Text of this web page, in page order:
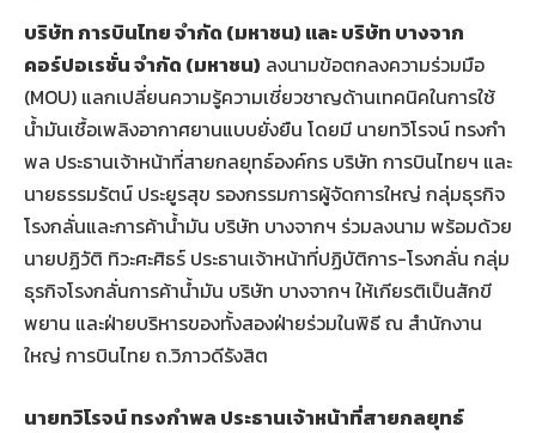
บริษัท การบินไทย จำกัด (มหาชน) และ บริษัท บางจาก
คอร์ปอเรชั่น จำกัด (มหาชน) ลงนามข้อตกลงความร่วมมือ
(MOU) แลกเปลี่ยนความรู้ความเชี่ยวชาญด้านเทคนิคในการใช้
น้ำมันเชื้อเพลิงอากาศยานแบบยั่งยืน โดยมี นายทวิโรจน์ ทรงกำ
พล ประธานเจ้าหน้าที่สายกลยุทธ์องค์กร บริษัท การบินไทยฯ และ
นายธรรมรัตน์ ประยูรสุข รองกรรมการผู้จัดการใหญ่ กลุ่มธุรกิจ
โรงกลั่นและการค้าน้ำมัน บริษัท บางจากฯ ร่วมลงนาม พร้อมด้วย
นายปฏิวัติ ทิวะศะศิธร์ ประธานเจ้าหน้าที่ปฏิบัติการ-โรงกลั่น กลุ่ม
ธุรกิจโรงกลั่นการค้าน้ำมัน บริษัท บางจากฯ ให้เกียรติเป็นสักขี
พยาน และฝ่ายบริหารของทั้งสองฝ่ายร่วมในพิธี ณ สำนักงาน
ใหญ่ การบินไทย ถ.วิภาวดีรังสิต
นายทวิโรจน์ ทรงกำพล ประธานเจ้าหน้าที่สายกลยุทธ์